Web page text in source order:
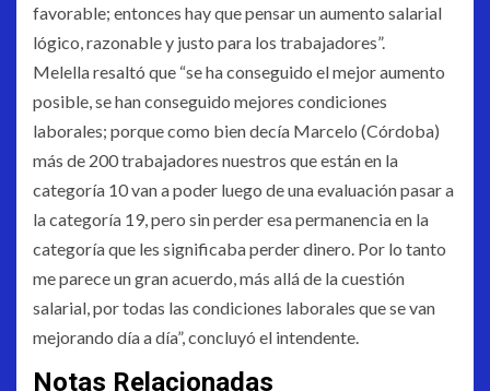
favorable; entonces hay que pensar un aumento salarial
lógico, razonable y justo para los trabajadores”.
Melella resaltó que “se ha conseguido el mejor aumento
posible, se han conseguido mejores condiciones
laborales; porque como bien decía Marcelo (Córdoba)
más de 200 trabajadores nuestros que están en la
categoría 10 van a poder luego de una evaluación pasar a
la categoría 19, pero sin perder esa permanencia en la
categoría que les significaba perder dinero. Por lo tanto
me parece un gran acuerdo, más allá de la cuestión
salarial, por todas las condiciones laborales que se van
mejorando día a día”, concluyó el intendente.
Notas Relacionadas